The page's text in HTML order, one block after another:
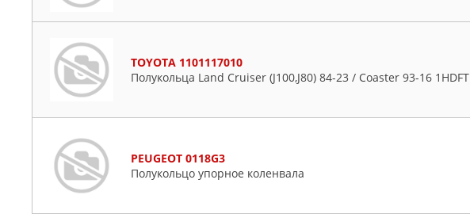
TOYOTA 1101117010
Полукольца Land Cruiser (J100,J80) 84-23 / Coaster 93-16 1HDFT
PEUGEOT 0118G3
Полукольцо упорное коленвала